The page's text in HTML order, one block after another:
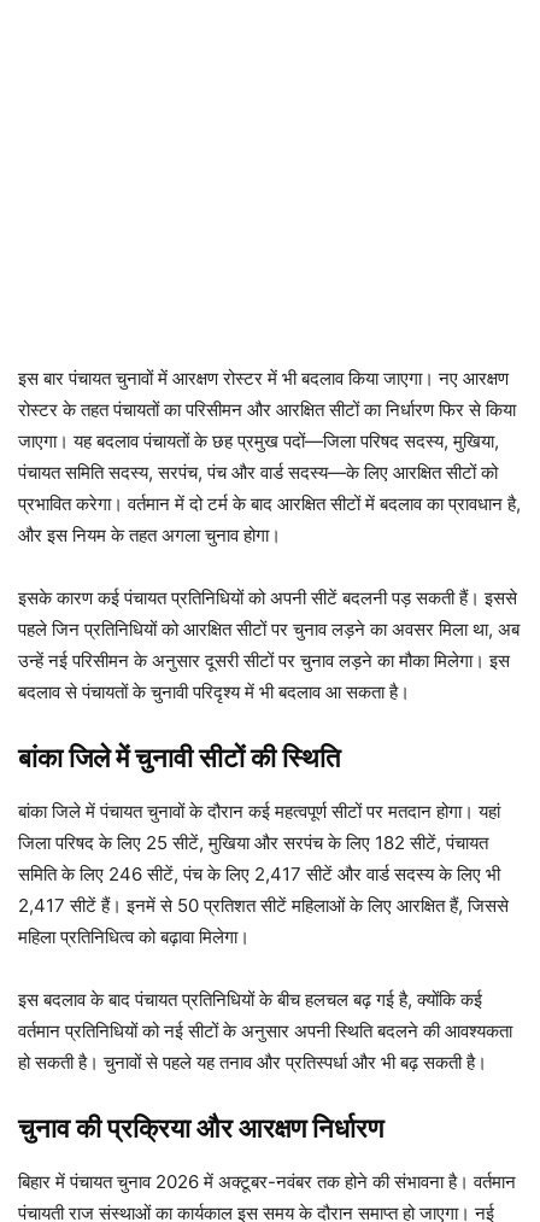
इस बार पंचायत चुनावों में आरक्षण रोस्टर में भी बदलाव किया जाएगा। नए आरक्षण
रोस्टर के तहत पंचायतों का परिसीमन और आरक्षित सीटों का निर्धारण फिर से किया
जाएगा। यह बदलाव पंचायतों के छह प्रमुख पदों—जिला परिषद सदस्य, मुखिया,
पंचायत समिति सदस्य, सरपंच, पंच और वार्ड सदस्य—के लिए आरक्षित सीटों को
प्रभावित करेगा। वर्तमान में दो टर्म के बाद आरक्षित सीटों में बदलाव का प्रावधान है,
और इस नियम के तहत अगला चुनाव होगा।
इसके कारण कई पंचायत प्रतिनिधियों को अपनी सीटें बदलनी पड़ सकती हैं। इससे
पहले जिन प्रतिनिधियों को आरक्षित सीटों पर चुनाव लड़ने का अवसर मिला था, अब
उन्हें नई परिसीमन के अनुसार दूसरी सीटों पर चुनाव लड़ने का मौका मिलेगा। इस
बदलाव से पंचायतों के चुनावी परिदृश्य में भी बदलाव आ सकता है।
बांका जिले में चुनावी सीटों की स्थिति
बांका जिले में पंचायत चुनावों के दौरान कई महत्वपूर्ण सीटों पर मतदान होगा। यहां
जिला परिषद के लिए 25 सीटें, मुखिया और सरपंच के लिए 182 सीटें, पंचायत
समिति के लिए 246 सीटें, पंच के लिए 2,417 सीटें और वार्ड सदस्य के लिए भी
2,417 सीटें हैं। इनमें से 50 प्रतिशत सीटें महिलाओं के लिए आरक्षित हैं, जिससे
महिला प्रतिनिधित्व को बढ़ावा मिलेगा।
इस बदलाव के बाद पंचायत प्रतिनिधियों के बीच हलचल बढ़ गई है, क्योंकि कई
वर्तमान प्रतिनिधियों को नई सीटों के अनुसार अपनी स्थिति बदलने की आवश्यकता
हो सकती है। चुनावों से पहले यह तनाव और प्रतिस्पर्धा और भी बढ़ सकती है।
चुनाव की प्रक्रिया और आरक्षण निर्धारण
बिहार में पंचायत चुनाव 2026 में अक्टूबर-नवंबर तक होने की संभावना है। वर्तमान
पंचायती राज संस्थाओं का कार्यकाल इस समय के दौरान समाप्त हो जाएगा। नई